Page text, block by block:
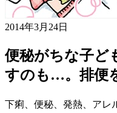
2014年3月24日
便秘がちな子ど
すのも…。排便
下痢、便秘、発熱、アレ